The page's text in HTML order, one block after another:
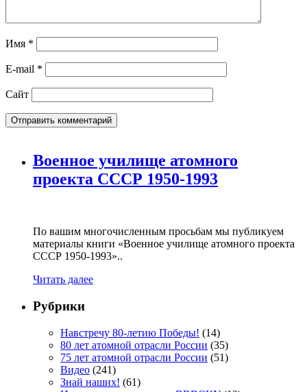
Имя *
E-mail *
Сайт
Военное училище атомного
проекта СССР 1950-1993
По вашим многочисленным просьбам мы публикуем
материалы книги «Военное училище атомного проекта
СССР 1950-1993»..
Читать далее
Рубрики
Навстречу 80-летию Победы! (14)
80 лет атомной отрасли России (35)
75 лет атомной отрасли России (51)
Видео (241)
Знай наших! (61)